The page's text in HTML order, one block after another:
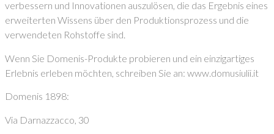
verbessern und Innovationen auszulösen, die das Ergebnis eines
erweiterten Wissens über den Produktionsprozess und die
verwendeten Rohstoffe sind.
Wenn Sie Domenis-Produkte probieren und ein einzigartiges
Erlebnis erleben möchten, schreiben Sie an: www.domusiulii.it
Domenis 1898:
Via Darnazzacco, 30